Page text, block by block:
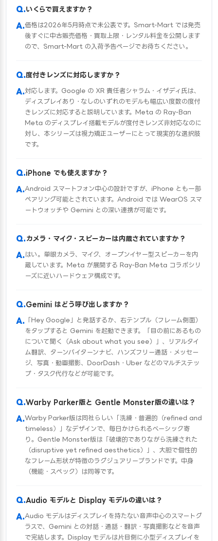
いくらで買えますか？
価格は2026年5月時点で未公表です。Smart-Mart では発売
後すぐに中古販売価格・買取上限・レンタル料金を公開します
ので、Smart-Mart の入荷予告ページでお待ちください。
度付きレンズに対応しますか？
対応します。Google の XR 責任者シャラム・イザディ氏は、
ディスプレイあり・なしのいずれのモデルも幅広い度数の度付
きレンズに対応すると説明しています。Meta の Ray-Ban
Meta のディスプレイ搭載モデルが度付きレンズ非対応なのに
対し、本シリーズは視力矯正ユーザーにとって現実的な選択肢
です。
iPhone でも使えますか？
Android スマートフォン中心の設計ですが、iPhone とも一部
ペアリング可能とされています。Android では WearOS スマ
ートウォッチや Gemini との深い連携が可能です。
カメラ・マイク・スピーカーは内蔵されていますか？
はい。単眼カメラ、マイク、オープンイヤー型スピーカーを内
蔵しています。Meta が展開する Ray-Ban Meta コラボシリ
ーズに近いハードウェア構成です。
Gemini はどう呼び出しますか？
「Hey Google」と発話するか、右テンプル（フレーム側面）
をタップすると Gemini を起動できます。「目の前にあるもの
について聞く（Ask about what you see）」、リアルタイ
ム翻訳、ターンバイターンナビ、ハンズフリー通話・メッセー
ジ、写真・動画撮影、DoorDash・Uber などのマルチステッ
プ・タスク代行などが可能です。
Warby Parker版と Gentle Monster版の違いは？
Warby Parker版は同社らしい「洗練・普遍的（refined and
timeless）」なデザインで、毎日かけられるベーシック寄
り。Gentle Monster版は「破壊的でありながら洗練された
（disruptive yet refined aesthetics）」、大胆で個性的
なフレーム形状が特徴のラグジュアリーブランドです。中身
（機能・スペック）は同等です。
Audio モデルと Display モデルの違いは？
Audio モデルはディスプレイを持たない音声中心のスマートグ
ラスで、Gemini との対話・通話・翻訳・写真撮影などを音声
で完結します。Display モデルは片目側に小型ディスプレイを